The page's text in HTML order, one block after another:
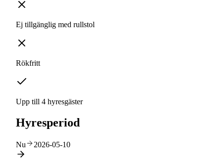
Ej tillgänglig med rullstol
Rökfritt
Upp till 4 hyresgäster
Hyresperiod
Nu 2026-05-10